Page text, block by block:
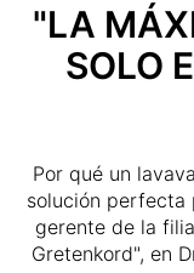
"LA
SOLO
Por qué un
solución perfecta
gerente de la
Gretenkord", en